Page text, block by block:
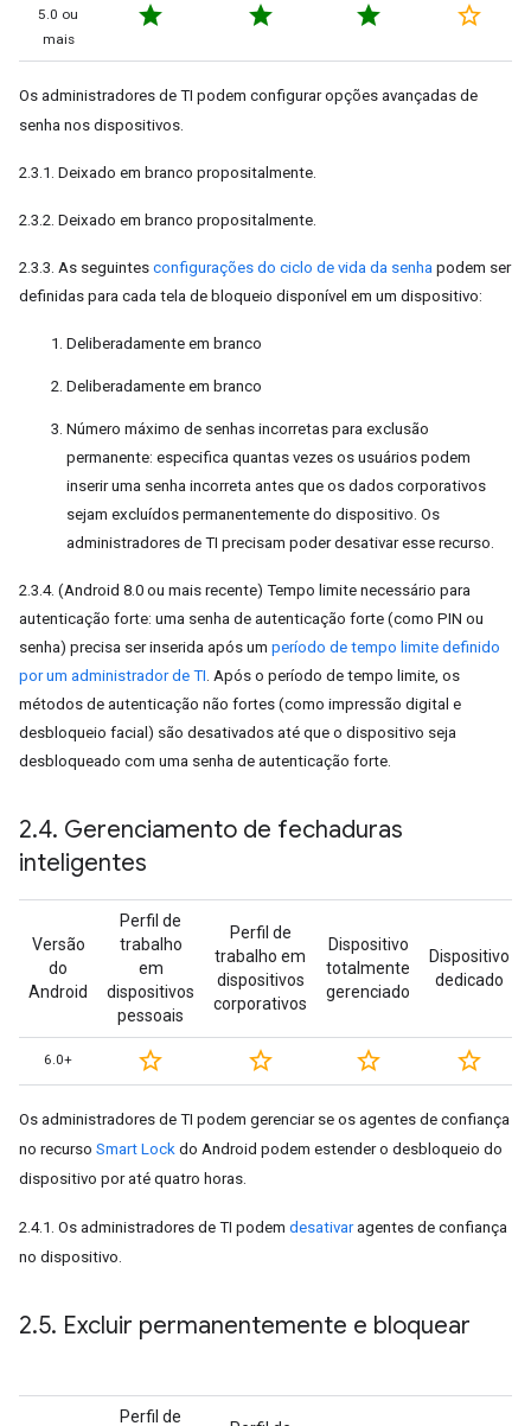
5.0 ou
mais
star star star star_border
Os administradores de TI podem configurar opções avançadas de
senha nos dispositivos.
2.3.1. Deixado em branco propositalmente.
2.3.2. Deixado em branco propositalmente.
2.3.3. As seguintes configurações do ciclo de vida da senha podem ser
definidas para cada tela de bloqueio disponível em um dispositivo:
Deliberadamente em branco
Deliberadamente em branco
Número máximo de senhas incorretas para exclusão
permanente: especifica quantas vezes os usuários podem
inserir uma senha incorreta antes que os dados corporativos
sejam excluídos permanentemente do dispositivo. Os
administradores de TI precisam poder desativar esse recurso.
2.3.4. (Android 8.0 ou mais recente) Tempo limite necessário para
autenticação forte: uma senha de autenticação forte (como PIN ou
senha) precisa ser inserida após um período de tempo limite definido
por um administrador de TI. Após o período de tempo limite, os
métodos de autenticação não fortes (como impressão digital e
desbloqueio facial) são desativados até que o dispositivo seja
desbloqueado com uma senha de autenticação forte.
2.4. Gerenciamento de fechaduras
inteligentes
Versão
do
Android
Perfil de
trabalho
em
dispositivos
pessoais
Perfil de
trabalho em
dispositivos
corporativos
Dispositivo
totalmente
gerenciado
Dispositivo
dedicado
6.0+ star_border star_border star_border star_border
Os administradores de TI podem gerenciar se os agentes de confiança
no recurso Smart Lock do Android podem estender o desbloqueio do
dispositivo por até quatro horas.
2.4.1. Os administradores de TI podem desativaragentes de confiança
no dispositivo.
2.5. Excluir permanentemente e bloquear
Perfil de